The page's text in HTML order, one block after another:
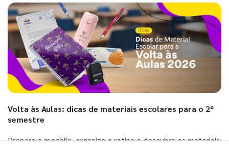
Volta às Aulas: dicas de materiais escolares para o 2º
semestre
Prepare a mochila, organize a rotina e descubra os materiais